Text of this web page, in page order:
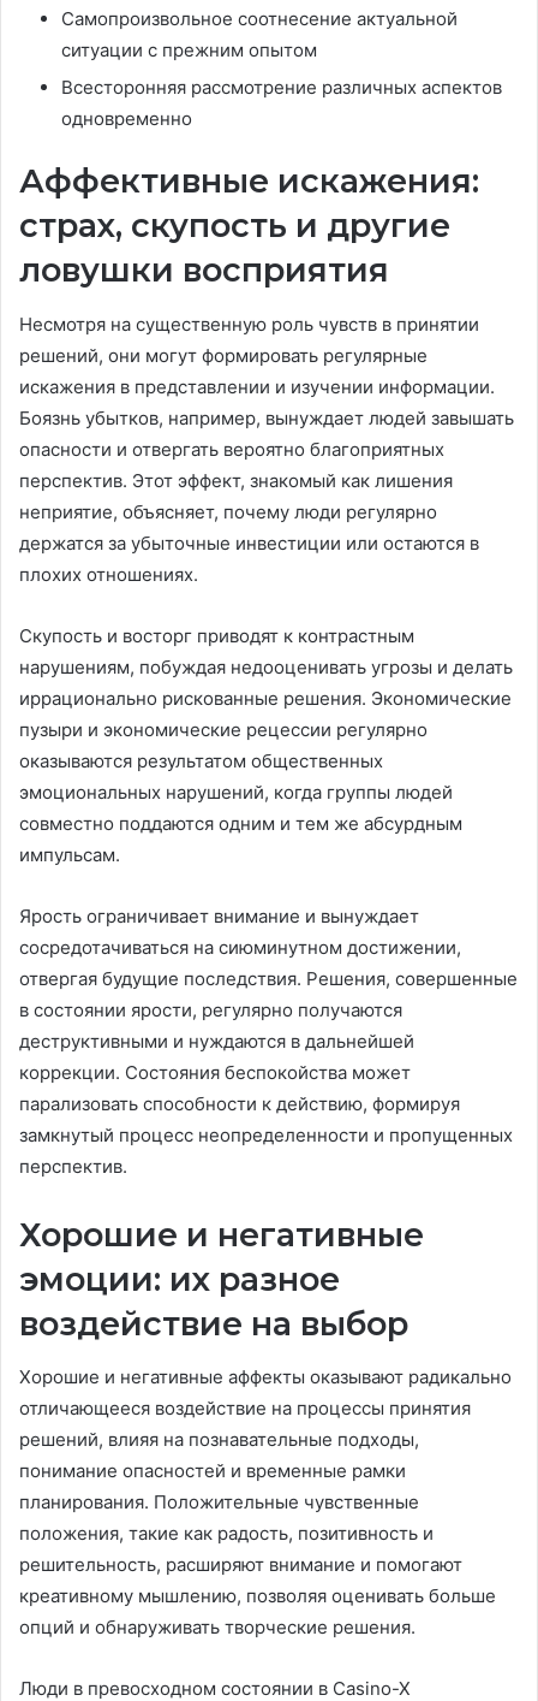
Самопроизвольное соотнесение актуальной
ситуации с прежним опытом
Всесторонняя рассмотрение различных аспектов
одновременно
Аффективные искажения:
страх, скупость и другие
ловушки восприятия
Несмотря на существенную роль чувств в принятии
решений, они могут формировать регулярные
искажения в представлении и изучении информации.
Боязнь убытков, например, вынуждает людей завышать
опасности и отвергать вероятно благоприятных
перспектив. Этот эффект, знакомый как лишения
неприятие, объясняет, почему люди регулярно
держатся за убыточные инвестиции или остаются в
плохих отношениях.
Скупость и восторг приводят к контрастным
нарушениям, побуждая недооценивать угрозы и делать
иррационально рискованные решения. Экономические
пузыри и экономические рецессии регулярно
оказываются результатом общественных
эмоциональных нарушений, когда группы людей
совместно поддаются одним и тем же абсурдным
импульсам.
Ярость ограничивает внимание и вынуждает
сосредотачиваться на сиюминутном достижении,
отвергая будущие последствия. Решения, совершенные
в состоянии ярости, регулярно получаются
деструктивными и нуждаются в дальнейшей
коррекции. Состояния беспокойства может
парализовать способности к действию, формируя
замкнутый процесс неопределенности и пропущенных
перспектив.
Хорошие и негативные
эмоции: их разное
воздействие на выбор
Хорошие и негативные аффекты оказывают радикально
отличающееся воздействие на процессы принятия
решений, влияя на познавательные подходы,
понимание опасностей и временные рамки
планирования. Положительные чувственные
положения, такие как радость, позитивность и
решительность, расширяют внимание и помогают
креативному мышлению, позволяя оценивать больше
опций и обнаруживать творческие решения.
Люди в превосходном состоянии в Casino-X